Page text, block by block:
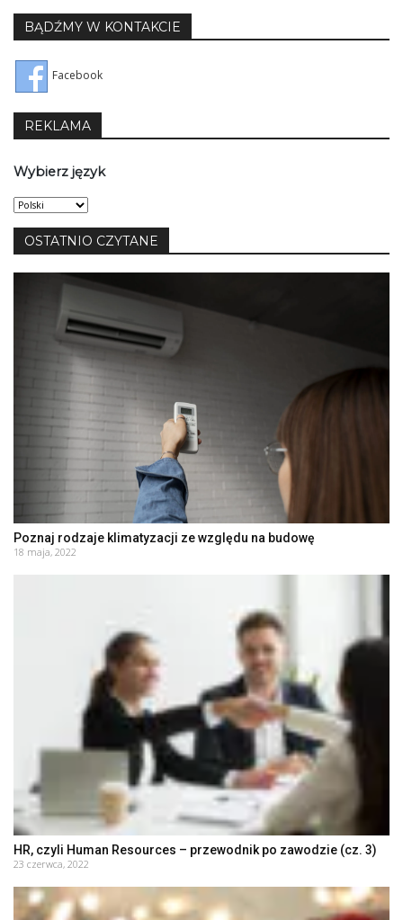
BĄDŹMY W KONTAKCIE
Facebook
REKLAMA
Wybierz język
Wybierz
język
OSTATNIO CZYTANE
Poznaj rodzaje klimatyzacji ze względu na budowę
18 maja, 2022
HR, czyli Human Resources – przewodnik po zawodzie (cz. 3)
23 czerwca, 2022